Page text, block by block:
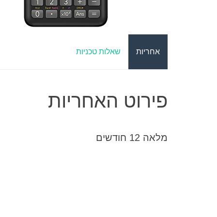
אחריות שאלות טכניות
פירוט האחריות
מלאה 12 חודשים